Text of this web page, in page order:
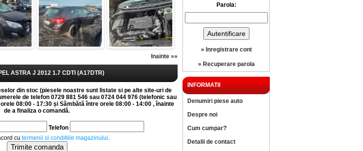
Inainte »»
ASTRA J 2012 1.7 CDTI (A17DTR)
din stoc (piesele noastre sunt listate si pe alte site-uri de
de telefon 0729 881 546 sau 0724 044 976 (telefonic sau
08:00 - 17:30 și Sâmbătă între orele 08:00 - 14:00 , înainte
de a finaliza o comandă.
Telefon
cu termenii si conditiile magazinului.
Parola:
» Inregistrare cont
» Recuperare parola
INFORMATII
Denumiri piese auto
Despre noi
Cum cumpar?
Detalii de contact